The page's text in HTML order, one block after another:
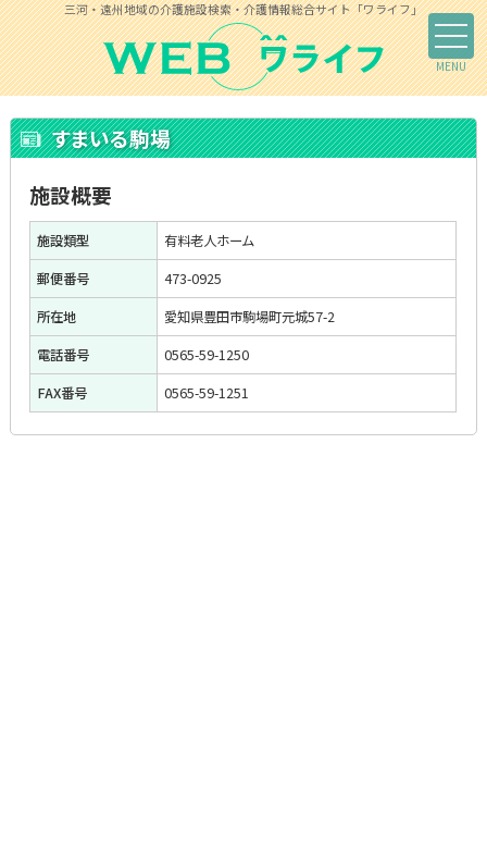
三河・遠州地域の介護施設検索・介護情報総合サイト「ワライフ」
すまいる駒場
施設概要
施設類型
有料老人ホーム
郵便番号
473-0925
所在地
愛知県豊田市駒場町元城57-2
電話番号
0565-59-1250
FAX番号
0565-59-1251